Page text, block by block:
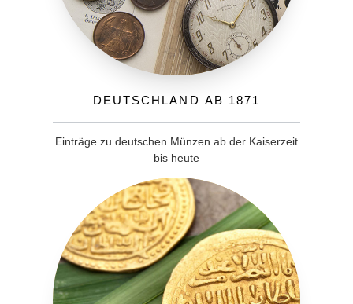
Deutschland ab 1871
Einträge zu deutschen Münzen ab der Kaiserzeit
bis heute